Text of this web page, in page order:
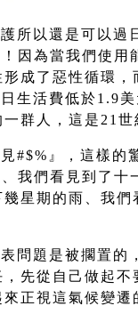
所以還是可以過
因為當我們使用
成了惡性循環，
生活費低於1.9美
群人，這是21世
#$%』，這樣的
我們看見到了十
星期的雨、我們
問題是被擱置的
先從自己做起不
正視這氣候變遷